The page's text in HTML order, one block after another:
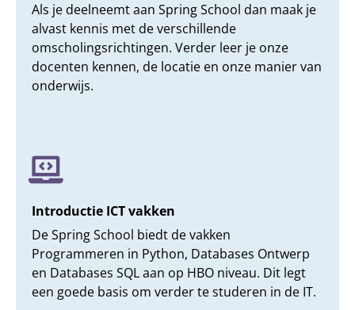
Als je deelneemt aan Spring School dan maak je
alvast kennis met de verschillende
omscholingsrichtingen. Verder leer je onze
docenten kennen, de locatie en onze manier van
onderwijs.
Introductie ICT vakken
De Spring School biedt de vakken
Programmeren in Python, Databases Ontwerp
en Databases SQL aan op HBO niveau. Dit legt
een goede basis om verder te studeren in de IT.